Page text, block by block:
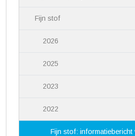
Fijn stof
2026
2025
2023
2022
Fijn stof: informatiebericht